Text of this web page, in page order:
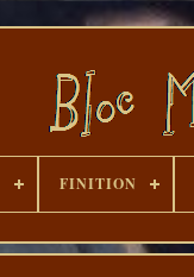
FINITION